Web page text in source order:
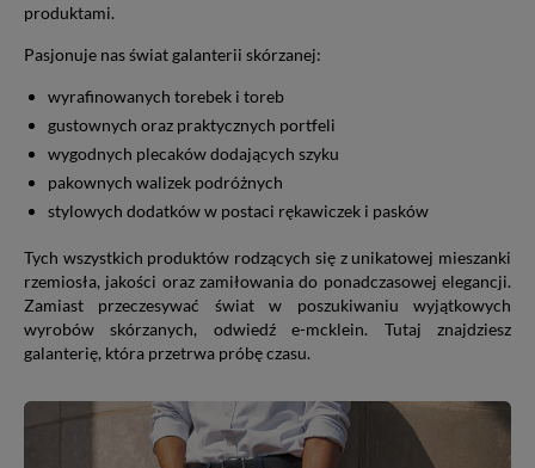
produktami.
Pasjonuje nas świat galanterii skórzanej:
wyrafinowanych torebek i toreb
gustownych oraz praktycznych portfeli
wygodnych plecaków dodających szyku
pakownych walizek podróżnych
stylowych dodatków w postaci rękawiczek i pasków
Tych wszystkich produktów rodzących się z unikatowej mieszanki
rzemiosła, jakości oraz zamiłowania do ponadczasowej elegancji.
Zamiast przeczesywać świat w poszukiwaniu wyjątkowych
wyrobów skórzanych, odwiedź e-mcklein. Tutaj znajdziesz
galanterię, która przetrwa próbę czasu.